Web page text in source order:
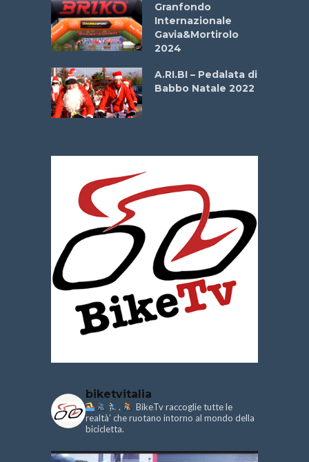
Granfondo
Internazionale
Gavia&Mortirolo
2024
A.RI.BI – Pedalata di
Babbo Natale 2022
biketvitalia
.
BikeTv raccoglie tutte le
realtà’ che ruotano intorno al mondo della
bicicletta.